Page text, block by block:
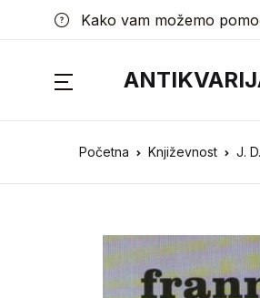
Kako vam možemo
Početna Književnost J.